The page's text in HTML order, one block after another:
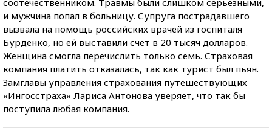
и мужчина попал в больницу. Супруга пострадавшего
вызвала на помощь российских врачей из госпиталя
Бурденко, но ей выставили счет в 20 тысяч долларов.
Женщина смогла перечислить только семь. Страховая
компания платить отказалась, так как турист был пьян.
Замглавы управления страхования путешествующих
«Ингосстраха» Лариса Антонова уверяет, что так бы
поступила любая компания.